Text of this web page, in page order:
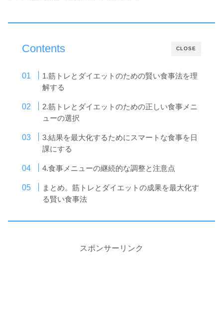
CLOSE
Contents
1.筋トレとダイエットのための賢い食事法を理
解する
2.筋トレとダイエットのための正しい食事メニ
ューの選択
3.結果を最大化するためにスマートな食事を日
課にする
4.食事メニューの継続的な調整と注意点
まとめ。筋トレとダイエットの成果を最大化す
る賢い食事法
スポンサーリンク